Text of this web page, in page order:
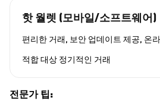
핫 월렛 (모바일/소프트웨어)
편리한 거래, 보안 업데이트 제공, 온
적합 대상 정기적인 거래
전문가 팁: